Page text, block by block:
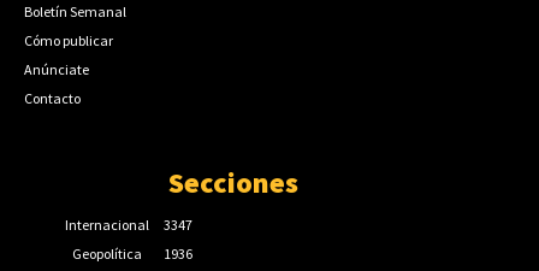
Boletín Semanal
Cómo publicar
Anúnciate
Contacto
Secciones
Internacional
3347
Geopolítica
1936